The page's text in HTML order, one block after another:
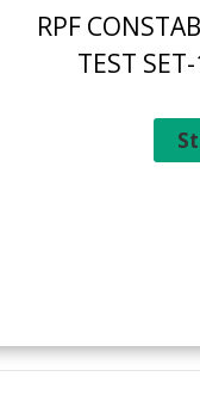
RPF
TEST